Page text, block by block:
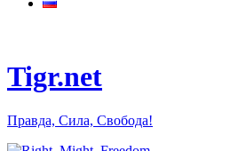
Tigr.net
Правда, Сила, Свобода!